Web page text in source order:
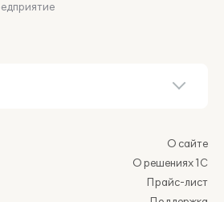
О сайте
О решениях 1С
Прайс-лист